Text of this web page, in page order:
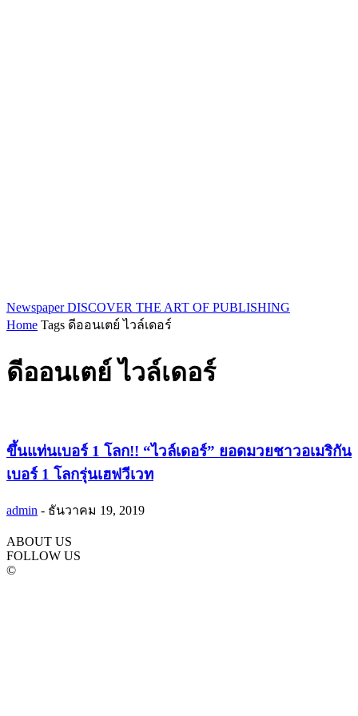
Newspaper DISCOVER THE ART OF PUBLISHING
Home Tags ดีออนเตย์ ไวล์เดอร์
ดีออนเตย์ ไวล์เดอร์
ขึ้นแท่นเบอร์ 1 โลก!! “ไวล์เดอร์” ยอดมวยชาวอเมริกัน
เบอร์ 1 โลกรุ่นเฮฟวีเวท
admin - ธันวาคม 19, 2019
ABOUT US
FOLLOW US
©